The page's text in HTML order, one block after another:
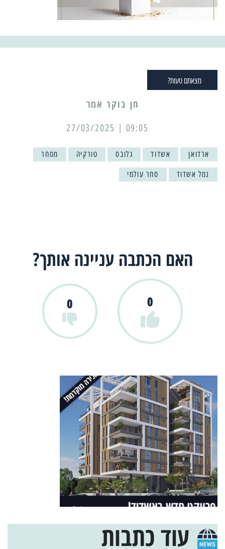
מצאתם טעות?
09:05 | 27/03/2025
ארדואן אשדוד גלובס טורקיה מסחר
נמל אשדוד סחר עולמי
האם הכתבה עניינה אותך?
0
0
עוד כתבות